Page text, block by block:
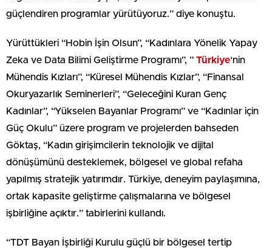
güçlendiren programlar yürütüyoruz.” diye konuştu.
Yürüttükleri “Hobin İşin Olsun”, “Kadınlara Yönelik Yapay
Zeka ve Data Bilimi Geliştirme Programı”, ” Türkiye‘nin
Mühendis Kızları”, “Küresel Mühendis Kızlar”, “Finansal
Okuryazarlık Seminerleri”, “Geleceğini Kuran Genç
Kadınlar”, “Yükselen Bayanlar Programı” ve “Kadınlar için
Güç Okulu” üzere program ve projelerden bahseden
Göktaş, “Kadın girişimcilerin teknolojik ve dijital
dönüşümünü desteklemek, bölgesel ve global refaha
yapılmış stratejik yatırımdır. Türkiye, deneyim paylaşımına,
ortak kapasite geliştirme çalışmalarına ve bölgesel
işbirliğine açıktır.” tabirlerini kullandı.
“TDT Bayan İşbirliği Kurulu güçlü bir bölgesel tertip